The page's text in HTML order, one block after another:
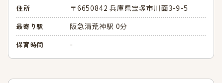
住所
〒6650842 兵庫県宝塚市川面3-9-5
最寄り駅 阪急清荒神駅 0分
保育時間 -